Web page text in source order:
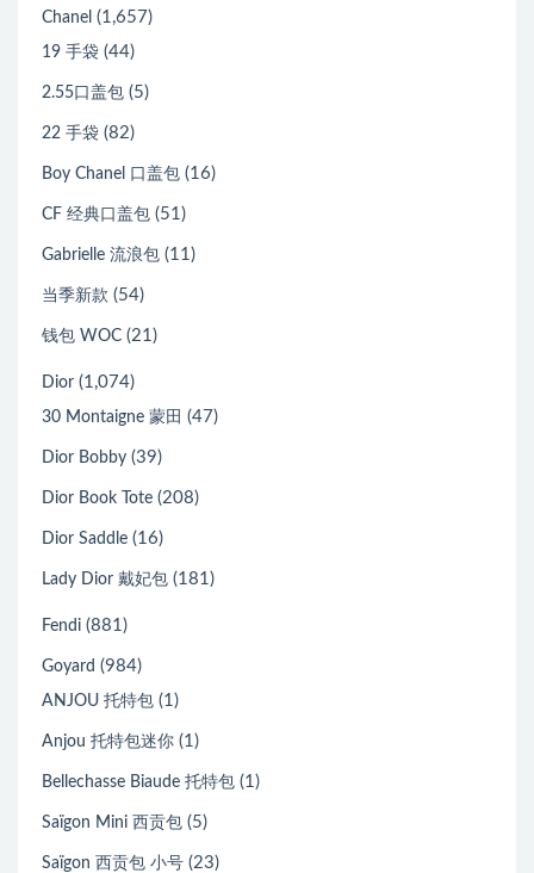
Chanel (1,657)
19 手袋 (44)
2.55口盖包 (5)
22 手袋 (82)
Boy Chanel 口盖包 (16)
CF 经典口盖包 (51)
Gabrielle 流浪包 (11)
当季新款 (54)
钱包 WOC (21)
Dior (1,074)
30 Montaigne 蒙田 (47)
Dior Bobby (39)
Dior Book Tote (208)
Dior Saddle (16)
Lady Dior 戴妃包 (181)
Fendi (881)
Goyard (984)
ANJOU 托特包 (1)
Anjou 托特包迷你 (1)
Bellechasse Biaude 托特包 (1)
Saïgon Mini 西贡包 (5)
Saïgon 西贡包 小号 (23)